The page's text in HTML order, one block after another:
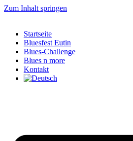
Zum Inhalt springen
Startseite
Bluesfest Eutin
Blues-Challenge
Blues n more
Kontakt